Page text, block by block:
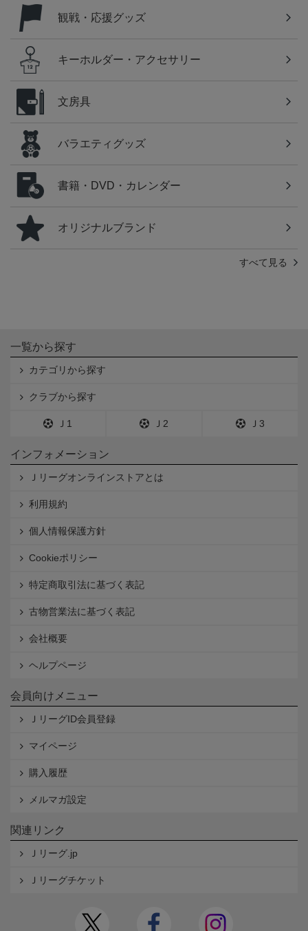
観戦・応援グッズ
キーホルダー・アクセサリー
文房具
バラエティグッズ
書籍・DVD・カレンダー
オリジナルブランド
すべて見る
一覧から探す
カテゴリから探す
クラブから探す
Ｊ1 Ｊ2 Ｊ3
インフォメーション
Ｊリーグオンラインストアとは
利用規約
個人情報保護方針
Cookieポリシー
特定商取引法に基づく表記
古物営業法に基づく表記
会社概要
ヘルプページ
会員向けメニュー
ＪリーグID会員登録
マイページ
購入履歴
メルマガ設定
関連リンク
Ｊリーグ.jp
Ｊリーグチケット